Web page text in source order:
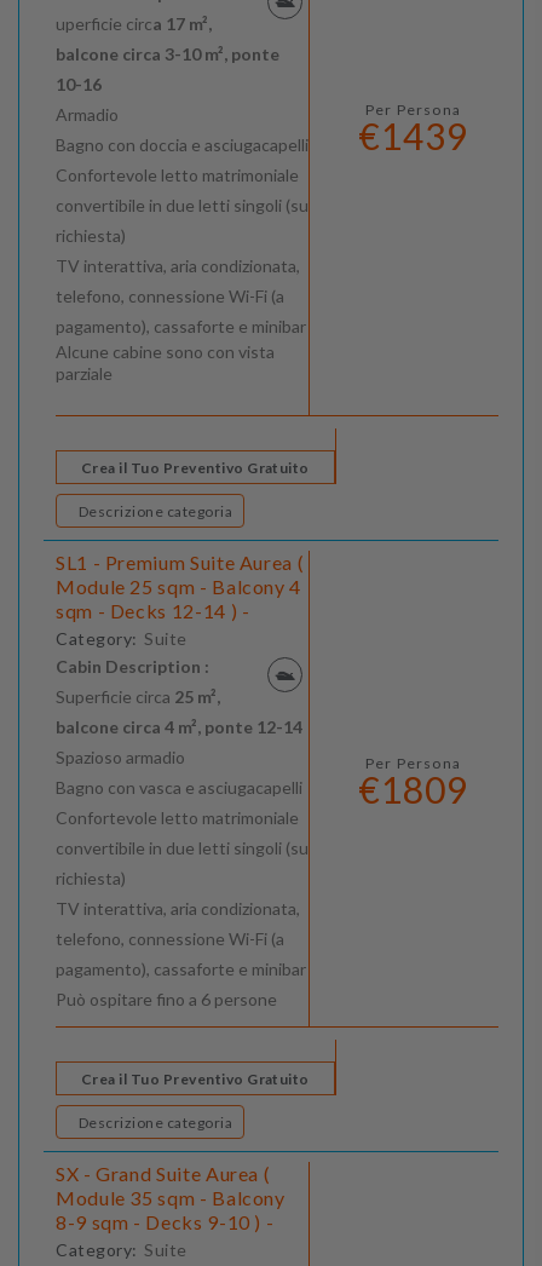
uperficie circa 17 m²,
balcone circa 3-10 m², ponte
10-16
Armadio
Bagno con doccia e asciugacapelli
Confortevole letto matrimoniale
convertibile in due letti singoli (su
richiesta)
TV interattiva, aria condizionata,
telefono, connessione Wi-Fi (a
pagamento), cassaforte e minibar
Alcune cabine sono con vista
parziale
Per Persona
€1439
Crea il Tuo Preventivo Gratuito
Descrizione categoria
SL1 - Premium Suite Aurea (
Module 25 sqm - Balcony 4
sqm - Decks 12-14 ) -
Category: Suite
Cabin Description :
Superficie circa 25 m²,
balcone circa 4 m², ponte 12-14
Spazioso armadio
Bagno con vasca e asciugacapelli
Confortevole letto matrimoniale
convertibile in due letti singoli (su
richiesta)
TV interattiva, aria condizionata,
telefono, connessione Wi-Fi (a
pagamento), cassaforte e minibar
Può ospitare fino a 6 persone
Per Persona
€1809
Crea il Tuo Preventivo Gratuito
Descrizione categoria
SX - Grand Suite Aurea (
Module 35 sqm - Balcony
8-9 sqm - Decks 9-10 ) -
Category: Suite